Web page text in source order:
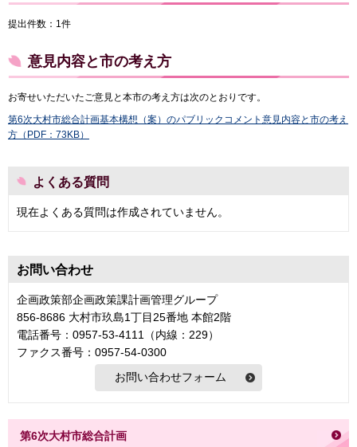
提出件数：1件
意見内容と市の考え方
お寄せいただいたご意見と本市の考え方は次のとおりです。
第6次大村市総合計画基本構想（案）のパブリックコメント意見内容と市の考え
方（PDF：73KB）
よくある質問
現在よくある質問は作成されていません。
お問い合わせ
企画政策部企画政策課計画管理グループ
856-8686 大村市玖島1丁目25番地 本館2階
電話番号：0957-53-4111（内線：229）
ファクス番号：0957-54-0300
第6次大村市総合計画